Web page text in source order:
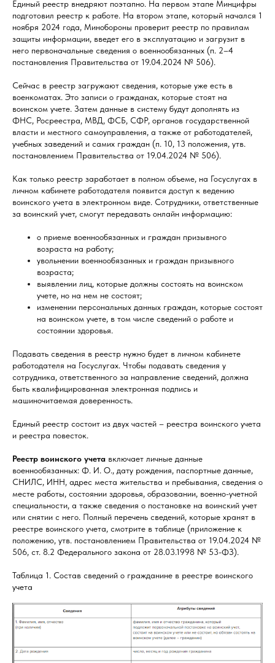
Единый реестр внедряют поэтапно. На первом этапе Минцифры
подготовил реестр к работе. На втором этапе, который начался 1
ноября 2024 года, Минобороны проверит реестр по правилам
защиты информации, введет его в эксплуатацию и загрузит в
него первоначальные сведения о военнообязанных (п. 2–4
постановления Правительства от 19.04.2024 № 506).
Сейчас в реестр загружают сведения, которые уже есть в
военкоматах. Это записи о гражданах, которые стоят на
воинском учете. Затем данные в систему будут дополнять из
ФНС, Росреестра, МВД, ФСБ, СФР, органов государственной
власти и местного самоуправления, а также от работодателей,
учебных заведений и самих граждан (п. 10, 13 положения, утв.
постановлением Правительства от 19.04.2024 № 506).
Как только реестр заработает в полном объеме, на Госуслугах в
личном кабинете работодателя появится доступ к ведению
воинского учета в электронном виде. Сотрудники, ответственные
за воинский учет, смогут передавать онлайн информацию:
о приеме военнообязанных и граждан призывного
возраста на работу;
увольнении военнообязанных и граждан призывного
возраста;
выявлении лиц, которые должны состоять на воинском
учете, но на нем не состоят;
изменении персональных данных граждан, которые состоят
на воинском учете, в том числе сведений о работе и
состоянии здоровья.
Подавать сведения в реестр нужно будет в личном кабинете
работодателя на Госуслугах. Чтобы подавать сведения у
сотрудника, ответственного за направление сведений, должна
быть квалифицированная электронная подпись и
машиночитаемая доверенность.
Единый реестр состоит из двух частей – реестра воинского учета
и реестра повесток.
Реестр воинского учета включает личные данные
военнообязанных: Ф. И. О., дату рождения, паспортные данные,
СНИЛС, ИНН, адрес места жительства и пребывания, сведения о
месте работы, состоянии здоровья, образовании, военно-учетной
специальности, а также сведения о постановке на воинский учет
или снятии с него. Полный перечень сведений, которые хранят в
реестре воинского учета, смотрите в таблице (приложение к
положению, утв. постановлением Правительства от 19.04.2024 №
506, ст. 8.2 Федерального закона от 28.03.1998 № 53-ФЗ).
Таблица 1. Состав сведений о гражданине в реестре воинского
учета